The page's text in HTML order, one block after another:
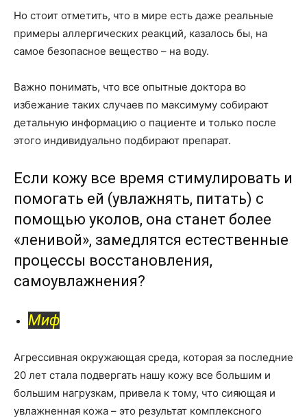
Но стоит отметить, что в мире есть даже реальные
примеры аллергических реакций, казалось бы, на
самое безопасное вещество – на воду.
Важно понимать, что все опытные доктора во
избежание таких случаев по максимуму собирают
детальную информацию о пациенте и только после
этого индивидуально подбирают препарат.
Если кожу все время стимулировать и
помогать ей (увлажнять, питать) с
помощью уколов, она станет более
«ленивой», замедлятся естественные
процессы восстановления,
самоувлажнения?
Миф
Агрессивная окружающая среда, которая за последние
20 лет стала подвергать нашу кожу все большим и
большим нагрузкам, привела к тому, что сияющая и
увлажненная кожа – это результат комплексного